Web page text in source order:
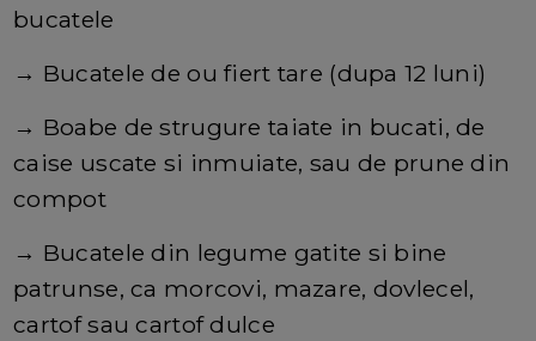
bucatele
→ Bucatele de ou fiert tare (dupa 12 luni)
→ Boabe de strugure taiate in bucati, de
caise uscate si inmuiate, sau de prune din
compot
→ Bucatele din legume gatite si bine
patrunse, ca morcovi, mazare, dovlecel,
cartof sau cartof dulce